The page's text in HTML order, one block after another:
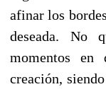
afinar los
deseada. No
momentos en
creación,